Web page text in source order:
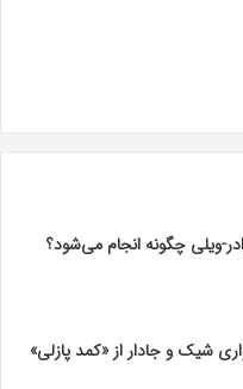
ویلی چگونه انجام می‌شود؟
شیک و جادار از «کمد پازلی»